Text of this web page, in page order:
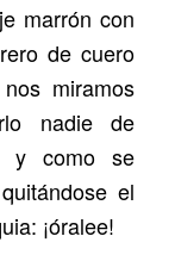
marrón con
de cuero
miramos
nadie de
y como se
el
¡óralee!